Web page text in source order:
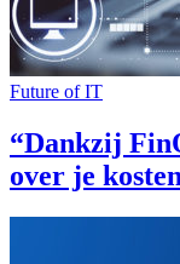
Future of IT
“Dankzij
over je